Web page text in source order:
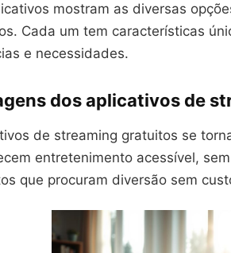
mostram as diversas
Cada um tem características
e necessidades.
dos aplicativos de
de streaming gratuitos se
entretenimento acessível,
que procuram diversão sem